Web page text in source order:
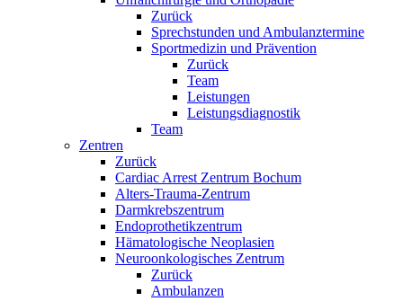
Zurück
Sprechstunden und Ambulanztermine
Sportmedizin und Prävention
Zurück
Team
Leistungen
Leistungsdiagnostik
Team
Zentren
Zurück
Cardiac Arrest Zentrum Bochum
Alters-Trauma-Zentrum
Darmkrebszentrum
Endoprothetikzentrum
Hämatologische Neoplasien
Neuroonkologisches Zentrum
Zurück
Ambulanzen